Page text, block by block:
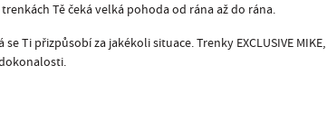
Tě čeká velká pohoda od rána až do rána.
Ti přizpůsobí za jakékoli situace. Trenky EXCLUSIVE